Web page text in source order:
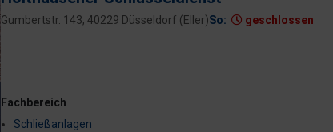
Gumbertstr. 143, 40229 Düsseldorf (Eller)So: geschlossen
Fachbereich
Schließanlagen